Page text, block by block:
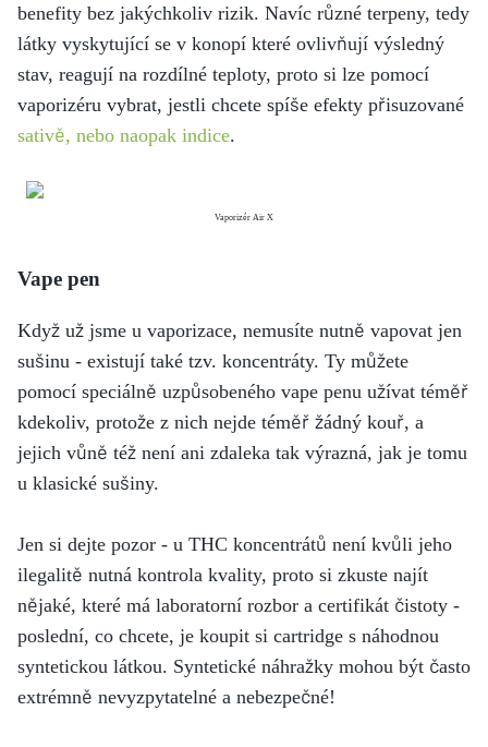
benefity bez jakýchkoliv rizik. Navíc různé terpeny, tedy
látky vyskytující se v konopí které ovlivňují výsledný
stav, reagují na rozdílné teploty, proto si lze pomocí
vaporizéru vybrat, jestli chcete spíše efekty přisuzované
sativě, nebo naopak indice.
Vaporizér Air X
Vape pen
Když už jsme u vaporizace, nemusíte nutně vapovat jen
sušinu - existují také tzv. koncentráty. Ty můžete
pomocí speciálně uzpůsobeného vape penu užívat téměř
kdekoliv, protože z nich nejde téměř žádný kouř, a
jejich vůně též není ani zdaleka tak výrazná, jak je tomu
u klasické sušiny.
Jen si dejte pozor - u THC koncentrátů není kvůli jeho
ilegalitě nutná kontrola kvality, proto si zkuste najít
nějaké, které má laboratorní rozbor a certifikát čistoty -
poslední, co chcete, je koupit si cartridge s náhodnou
syntetickou látkou. Syntetické náhražky mohou být často
extrémně nevyzpytatelné a nebezpečné!